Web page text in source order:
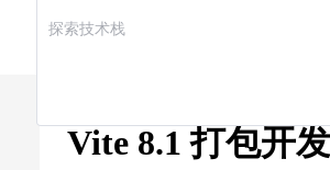
Vite 8.1 打包开